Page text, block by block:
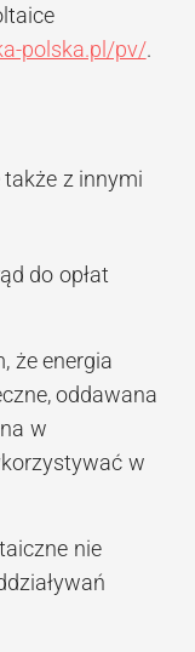
polska.pl/pv/.
z innymi
do opłat
że energia
oddawana
w
w
nie